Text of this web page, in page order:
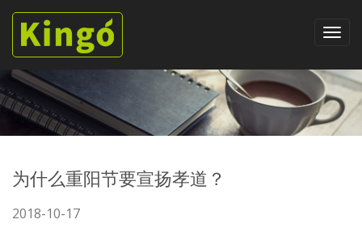
为什么重阳节要宣扬孝道？
2018-10-17